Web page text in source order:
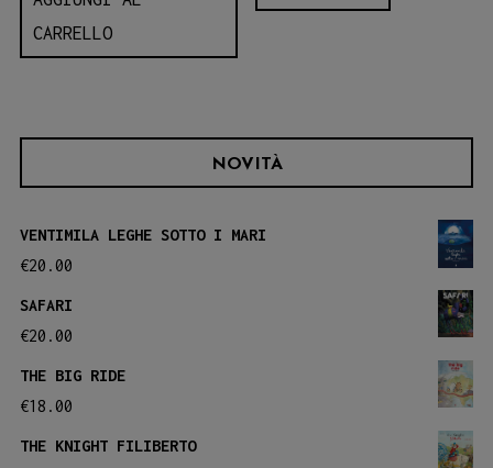
CARRELLO
NOVITÀ
VENTIMILA LEGHE SOTTO I MARI
€20.00
SAFARI
€20.00
THE BIG RIDE
€18.00
THE KNIGHT FILIBERTO